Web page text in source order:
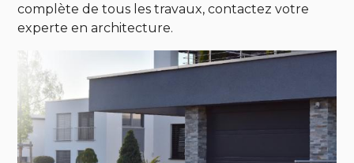
complète de tous les travaux, contactez votre
experte en architecture.